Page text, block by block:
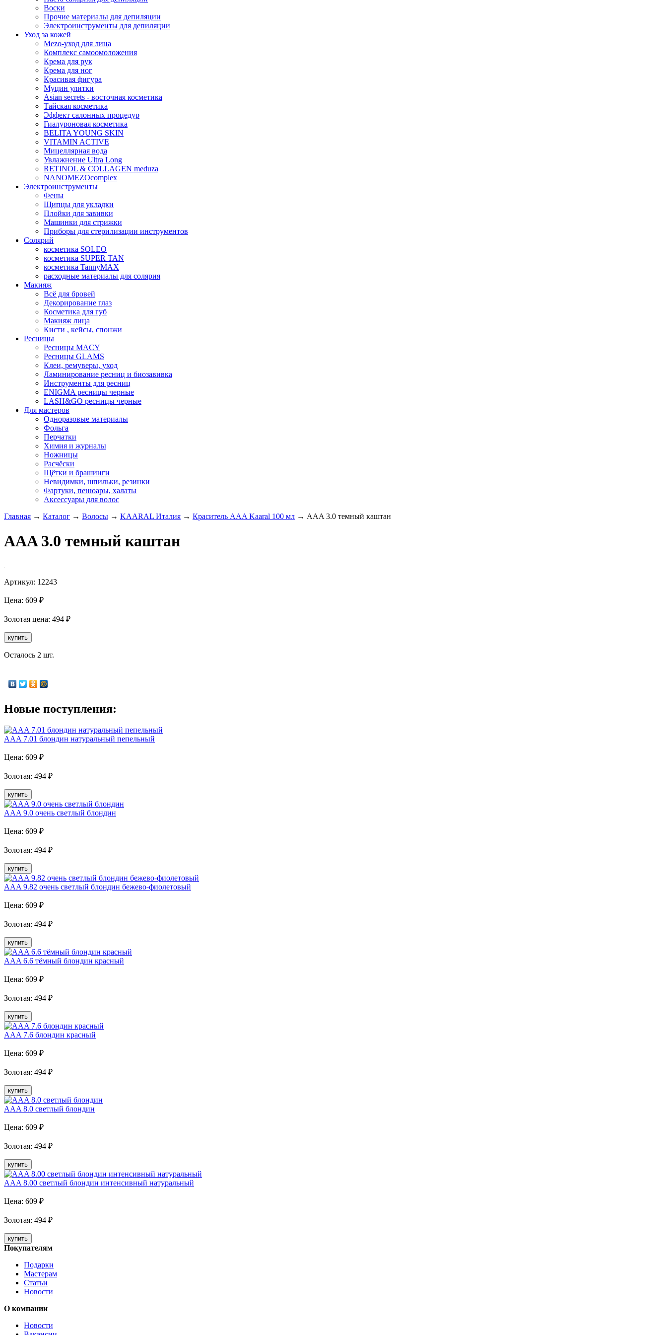
Воски
Прочие материалы для депиляции
Электроинструменты для депиляции
Уход за кожей
Mezo-уход для лица
Комплекс самоомоложения
Крема для рук
Крема для ног
Красивая фигура
Муцин улитки
Asian seсrets - восточная косметика
Тайская косметика
Эффект салонных процедур
Гиалуроновая косметика
BELITA YOUNG SKIN
VITAMIN ACTIVE
Мицеллярная вода
Увлажнение Ultra Long
RETINOL & COLLAGEN meduza
NANOMEZOcomplex
Электроинструменты
Фены
Щипцы для укладки
Плойки для завивки
Машинки для стрижки
Приборы для стерилизации инструментов
Солярий
косметика SOLEO
косметика SUPER TAN
косметика TannyMAX
расходные материалы для солярия
Макияж
Всё для бровей
Декорирование глаз
Косметика для губ
Макияж лица
Кисти , кейсы, спонжи
Ресницы
Ресницы MACY
Ресницы GLAMS
Клеи, ремуверы, уход
Ламинирование ресниц и биозавивка
Инструменты для ресниц
ENIGMA ресницы черные
LASH&GO ресницы черные
Для мастеров
Одноразовые материалы
Фольга
Перчатки
Химия и журналы
Ножницы
Расчёски
Щётки и брашинги
Невидимки, шпильки, резинки
Фартуки, пенюары, халаты
Аксессуары для волос
Главная → Каталог → Волосы → KAARAL Италия → Краситель AAA Kaaral 100 мл → AAA 3.0 темный каштан
AAA 3.0 темный каштан
Артикул: 12243
Цена: 609 ₽
Золотая цена: 494 ₽
купить
Осталось 2 шт.
Новые поступления:
AAA 7.01 блондин натуральный пепельный
Цена: 609 ₽
Золотая: 494 ₽
купить
AAA 9.0 очень светлый блондин
Цена: 609 ₽
Золотая: 494 ₽
купить
AAA 9.82 очень светлый блондин бежево-фиолетовый
Цена: 609 ₽
Золотая: 494 ₽
купить
AAA 6.6 тёмный блондин красный
Цена: 609 ₽
Золотая: 494 ₽
купить
AAA 7.6 блондин красный
Цена: 609 ₽
Золотая: 494 ₽
купить
AAA 8.0 светлый блондин
Цена: 609 ₽
Золотая: 494 ₽
купить
AAA 8.00 светлый блондин интенсивный натуральный
Цена: 609 ₽
Золотая: 494 ₽
купить
Покупателям
Подарки
Мастерам
Статьи
Новости
О компании
Новости